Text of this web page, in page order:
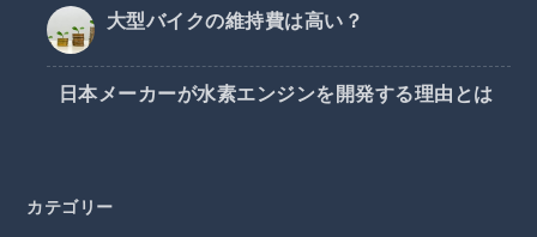
大型バイクの維持費は高い？
日本メーカーが水素エンジンを開発する理由とは
カテゴリー